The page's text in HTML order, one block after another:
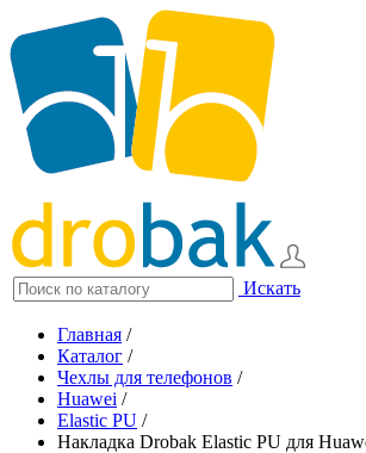
Искать
Главная /
Каталог /
Чехлы для телефонов /
Huawei /
Elastic PU /
Накладка Drobak Elastic PU для